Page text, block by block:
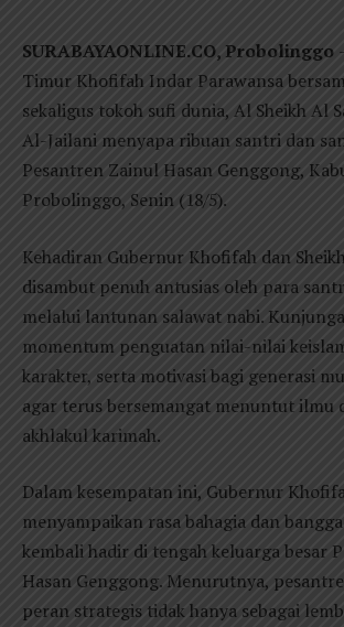
SURABAYAONLINE.CO, Probolinggo
Timur Khofifah Indar Parawansa
sekaligus tokoh sufi dunia, Al Sheikh Al
Al-Jailani menyapa ribuan santri dan
Pesantren Zainul Hasan Genggong,
Probolinggo, Senin (18/5).
Kehadiran Gubernur Khofifah dan
disambut penuh antusias oleh para
melalui lantunan salawat nabi.
momentum penguatan nilai-nilai
karakter, serta motivasi bagi generasi
agar terus bersemangat menuntut ilmu
akhlakul karimah.
Dalam kesempatan ini, Gubernur
menyampaikan rasa bahagia dan
kembali hadir di tengah keluarga besar
Hasan Genggong. Menurutnya,
peran strategis tidak hanya sebagai